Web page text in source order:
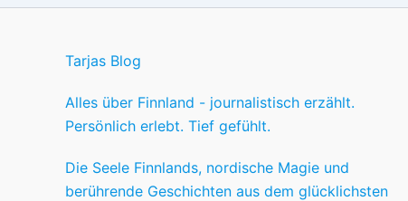
Tarjas Blog
Alles über Finnland - journalistisch erzählt.
Persönlich erlebt. Tief gefühlt.
Die Seele Finnlands, nordische Magie und
berührende Geschichten aus dem glücklichsten